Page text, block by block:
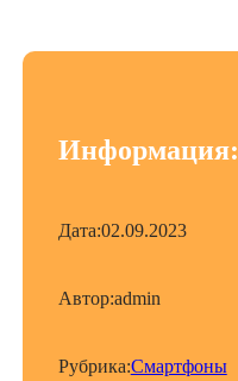
Информация:
Дата:02.09.2023
Автор:admin
Рубрика:Смартфоны